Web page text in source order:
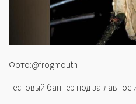
Фото:@frogmouth
тестовый баннер под заглавное